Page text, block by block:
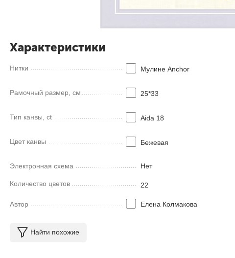
Характеристики
Нитки Мулине Anсhor
Рамочный размер, см 25*33
Тип канвы, ct Aida 18
Цвет канвы Бежевая
Электронная схема Нет
Количество цветов 22
Автор Елена Колмакова
Найти похожие